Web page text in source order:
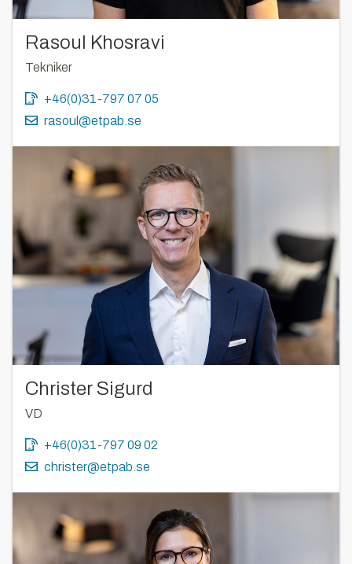
Rasoul Khosravi
Tekniker
+46(0)31-797 07 05
rasoul@etpab.se
Christer Sigurd
VD
+46(0)31-797 09 02
christer@etpab.se